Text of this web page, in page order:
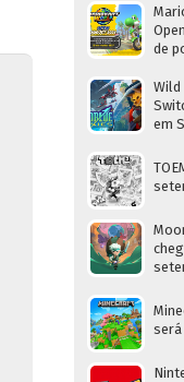
de
Wild
em
será